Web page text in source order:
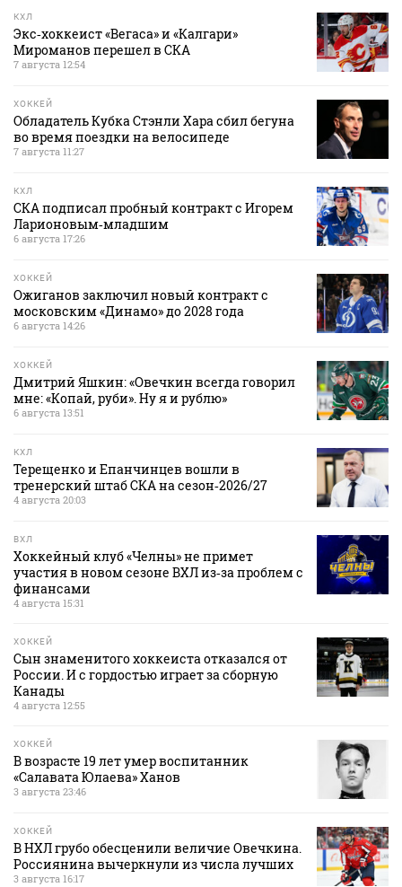
КХЛ
Экс‑хоккеист «Вегаса» и «Калгари»
Мироманов перешел в СКА
7 августа 12:54
ХОККЕЙ
Обладатель Кубка Стэнли Хара сбил бегуна
во время поездки на велосипеде
7 августа 11:27
КХЛ
СКА подписал пробный контракт с Игорем
Ларионовым‑младшим
6 августа 17:26
ХОККЕЙ
Ожиганов заключил новый контракт с
московским «Динамо» до 2028 года
6 августа 14:26
ХОККЕЙ
Дмитрий Яшкин: «Овечкин всегда говорил
мне: «Копай, руби». Ну я и рублю»
6 августа 13:51
КХЛ
Терещенко и Епанчинцев вошли в
тренерский штаб СКА на сезон‑2026/27
4 августа 20:03
ВХЛ
Хоккейный клуб «Челны» не примет
участия в новом сезоне ВХЛ из‑за проблем с
финансами
4 августа 15:31
ХОККЕЙ
Сын знаменитого хоккеиста отказался от
России. И с гордостью играет за сборную
Канады
4 августа 12:55
ХОККЕЙ
В возрасте 19 лет умер воспитанник
«Салавата Юлаева» Ханов
3 августа 23:46
ХОККЕЙ
В НХЛ грубо обесценили величие Овечкина.
Россиянина вычеркнули из числа лучших
3 августа 16:17